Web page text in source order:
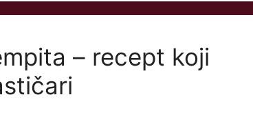
– recept koji